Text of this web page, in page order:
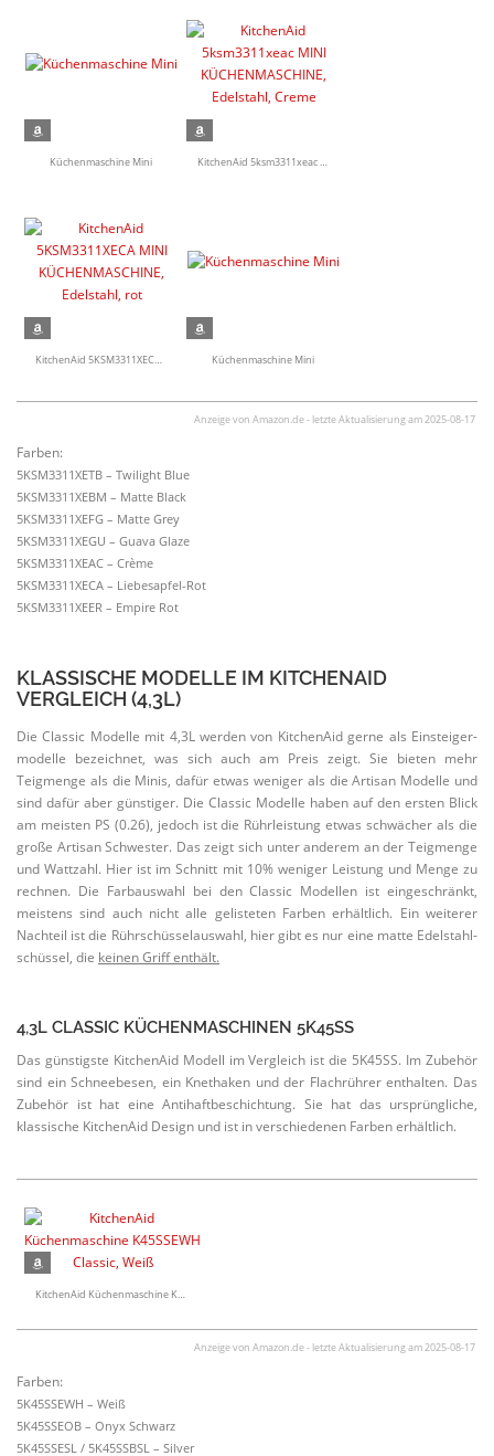
Küchen­ma­schine Mini KitchenAid 5ksm3311xeac MINI KÜCHEN­MA­SCHINE, Edelstahl, Creme
KitchenAid 5KSM3311XECA MINI KÜCHEN­MA­SCHINE, Edelstahl, rot Küchen­ma­schine Mini
Anzeige von Amazon.de - letzte Aktua­li­sierung am 2025-08-17
Farben:
5KSM3311XETB – Twilight Blue
5KSM3311XEBM – Matte Black
5KSM3311XEFG – Matte Grey
5KSM3311XEGU – Guava Glaze
5KSM3311XEAC – Crème
5KSM3311XECA – Liebes­apfel-Rot
5KSM3311XEER – Empire Rot
KLASSISCHE MODELLE IM KITCHENAID
VERGLEICH (4,3L)
Die Classic Modelle mit 4,3L werden von KitchenAid gerne als Einstei­ger­
mo­delle bezeichnet, was sich auch am Preis zeigt. Sie bieten mehr
Teigmenge als die Minis, dafür etwas weniger als die Artisan Modelle und
sind dafür aber günstiger. Die Classic Modelle haben auf den ersten Blick
am meisten PS (0.26), jedoch ist die Rührleistung etwas schwächer als die
große Artisan Schwester. Das zeigt sich unter anderem an der Teigmenge
und Wattzahl. Hier ist im Schnitt mit 10% weniger Leistung und Menge zu
rechnen. Die Farbauswahl bei den Classic Modellen ist einge­schränkt,
meistens sind auch nicht alle gelis­teten Farben erhältlich. Ein weiterer
Nachteil ist die Rührschüs­sel­auswahl, hier gibt es nur eine matte Edelstahl­
schüssel, die keinen Griff enthält.
4,3L CLASSIC KÜCHEN­MA­SCHINEN 5K45SS
Das günstigste KitchenAid Modell im Vergleich ist die 5K45SS. Im Zubehör
sind ein Schnee­besen, ein Knethaken und der Flach­rührer enthalten. Das
Zubehör ist hat eine Antihaft­be­schichtung. Sie hat das ursprüng­liche,
klassische KitchenAid Design und ist in verschie­denen Farben erhältlich.
KitchenAid Küchen­ma­schine K45SSEWH Classic, Weiß
Anzeige von Amazon.de - letzte Aktua­li­sierung am 2025-08-17
Farben:
5K45SSEWH – Weiß
5K45SSEOB – Onyx Schwarz
5K45SSESL / 5K45SSBSL – Silver